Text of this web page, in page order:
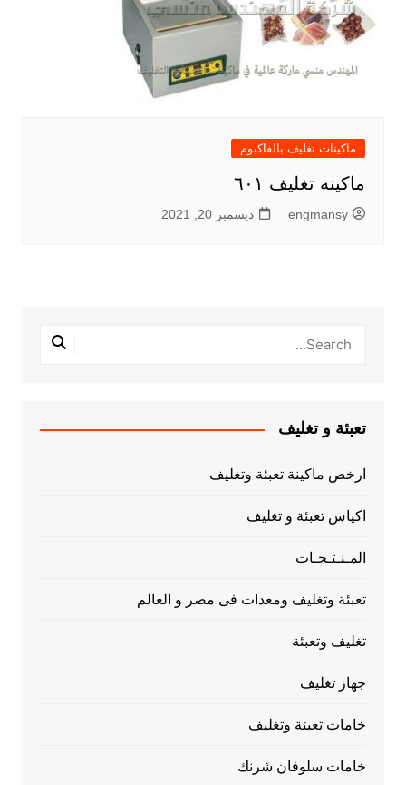
ماكينات تغليف بالفاكيوم
ماكينه تغليف ٦٠١
engmansy ديسمبر 20, 2021
تعبئة و تغليف
ارخص ماكينة تعبئة وتغليف
اكياس تعبئة و تغليف
المـنـتـجـات
تعبئة وتغليف ومعدات فى مصر و العالم
تغليف وتعبئة
جهاز تغليف
خامات تعبئة وتغليف
خامات سلوفان شرنك